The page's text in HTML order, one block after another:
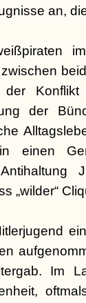
an,
der
der
einen
„wilder“
Im